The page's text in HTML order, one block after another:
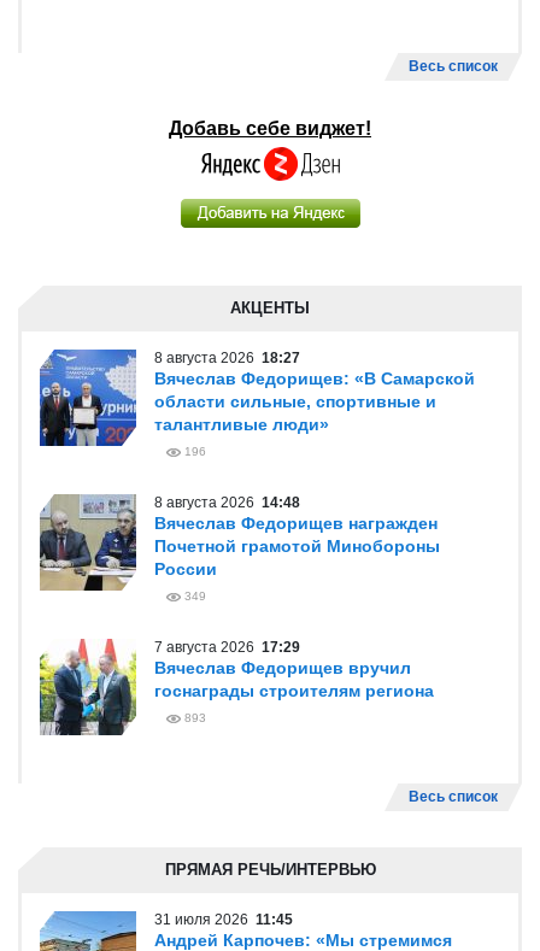
Весь список
Добавь себе виджет!
АКЦЕНТЫ
8 августа 2026 18:27
Вячеслав Федорищев: «В Самарской
области сильные, спортивные и
талантливые люди»
196
8 августа 2026 14:48
Вячеслав Федорищев награжден
Почетной грамотой Минобороны
России
349
7 августа 2026 17:29
Вячеслав Федорищев вручил
госнаграды строителям региона
893
Весь список
ПРЯМАЯ РЕЧЬ/ИНТЕРВЬЮ
31 июля 2026 11:45
Андрей Карпочев: «Мы стремимся